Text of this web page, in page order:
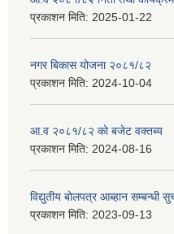
प्रकाशन मिति: 2025-01-22
नगर बिकास योजना २०८१/८२
प्रकाशन मिति: 2024-10-04
आ.व २०८१/८२ को बजेट वक्तब्य
प्रकाशन मिति: 2024-08-16
विद्युतीय बोलपत्र आब्हान सम्बन्धी
प्रकाशन मिति: 2023-09-13